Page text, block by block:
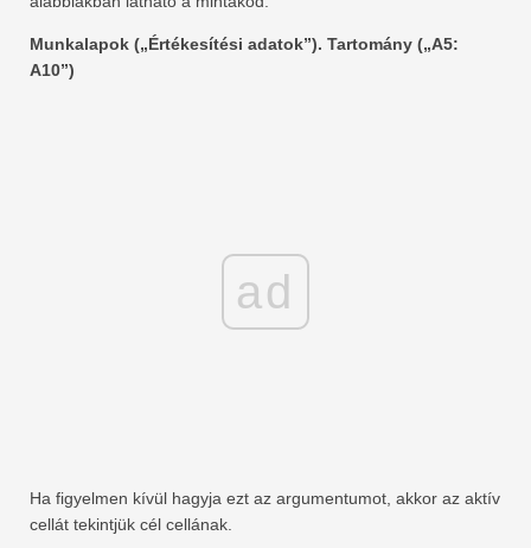
Munkalapok („Értékesítési adatok”). Tartomány („A5:
A10”)
ad
Ha figyelmen kívül hagyja ezt az argumentumot, akkor az aktív
cellát tekintjük cél cellának.